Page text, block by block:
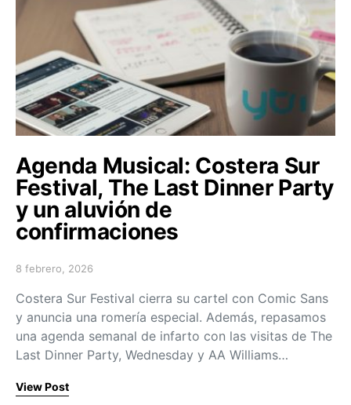
Agenda Musical: Costera Sur
Festival, The Last Dinner Party
y un aluvión de
confirmaciones
Posted on
8 febrero, 2026
Costera Sur Festival cierra su cartel con Comic Sans
y anuncia una romería especial. Además, repasamos
una agenda semanal de infarto con las visitas de The
Last Dinner Party, Wednesday y AA Williams…
View Post